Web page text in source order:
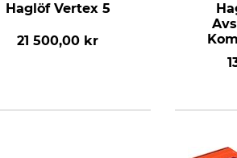
Haglöf Vertex 5
21 500,00 kr